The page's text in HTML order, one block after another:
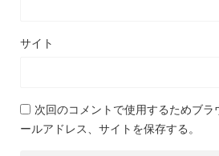
サイト
次回のコメントで使用するためブラ
ールアドレス、サイトを保存する。